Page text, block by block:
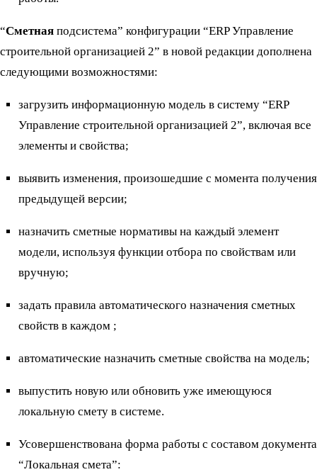
“Сметная подсистема” конфигурации “ERP Управление
строительной организацией 2” в новой редакции дополнена
следующими возможностями:
загрузить информационную модель в систему “ERP
Управление строительной организацией 2”, включая все
элементы и свойства;
выявить изменения, произошедшие с момента получения
предыдущей версии;
назначить сметные нормативы на каждый элемент
модели, используя функции отбора по свойствам или
вручную;
задать правила автоматического назначения сметных
свойств в каждом ;
автоматические назначить сметные свойства на модель;
выпустить новую или обновить уже имеющуюся
локальную смету в системе.
Усовершенствована форма работы с составом документа
“Локальная смета”: